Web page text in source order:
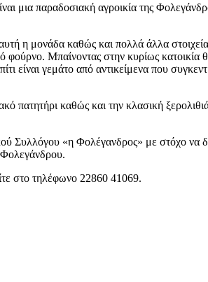
μια παραδοσιακή αγροικία της
η μονάδα καθώς και πολλά άλλα
φούρνο. Μπαίνοντας στην κυρίως
είναι γεμάτο από αντικείμενα που
καθώς και την κλασική
«η Φολέγανδρος» με στόχο να
Φολεγάνδρου.
στο τηλέφωνο 22860 41069.